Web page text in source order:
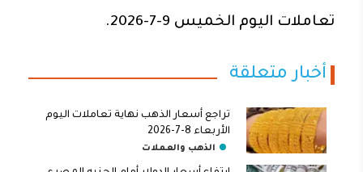
تعاملات اليوم الخميس 9-7-2026.
أخبار متعلقة
تراجع أسعار الذهب نهاية تعاملات اليوم
الأربعاء 8-7-2026
الذهب والعملات